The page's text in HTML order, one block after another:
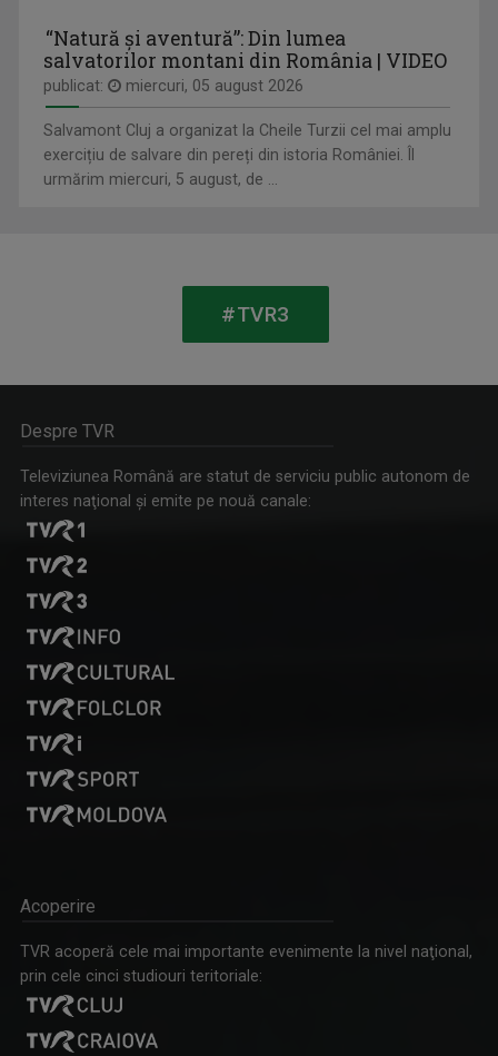
PICĂTURA DE CULTURĂ
Pentru o minte sănătoasă, consumaţi cel puţin ...
RALUCA AFTENE
Realizator de emisiuni şi prezentator la TVR ...
“Natură și aventură”: Din lumea
salvatorilor montani din România | VIDEO
publicat: miercuri, 05 august 2026
Salvamont Cluj a organizat la Cheile Turzii cel mai amplu
exercițiu de salvare din pereți din istoria României. Îl
urmărim miercuri, 5 august, de ...
#TVR3
Despre TVR
Televiziunea Română are statut de serviciu public autonom de
interes naţional şi emite pe nouă canale:
Acoperire
TVR acoperă cele mai importante evenimente la nivel naţional,
prin cele cinci studiouri teritoriale: